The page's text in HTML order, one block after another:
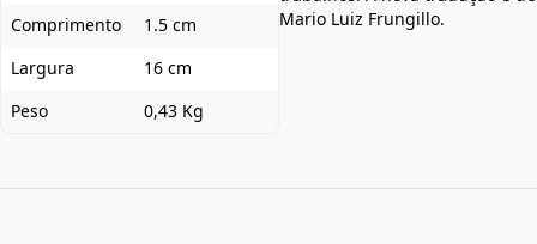
Comprimento
1.5 cm
Largura
16 cm
Peso
0,43 Kg
Mario Luiz Frungillo.